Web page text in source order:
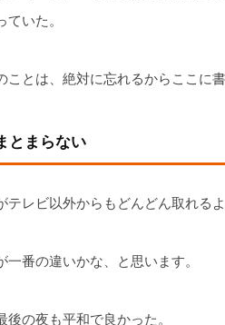
ていた。
ことは、絶対に忘れるからここに
とまらない
テレビ以外からもどんどん取れる
一番の違いかな、と思います。
後の夜も平和で良かった。